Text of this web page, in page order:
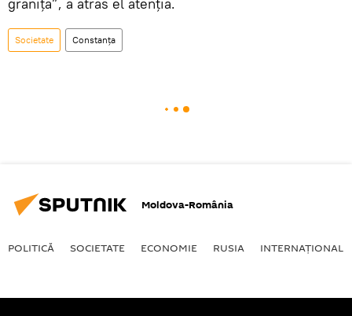
granița”, a atras el atenția.
Societate Constanța
Moldova-România
POLITICĂ SOCIETATE ECONOMIE RUSIA INTERNAŢIONAL